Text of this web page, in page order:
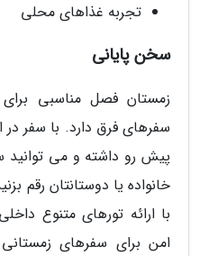
تجربه غذاهای محلی
سخن پایانی
زمستان فصل مناسبی
سفرهای فرق دارد. با سفر
پیش رو داشته و می توانید
خانواده یا دوستانتان رقم
با ارائه تورهای متنوع
امن برای سفرهای